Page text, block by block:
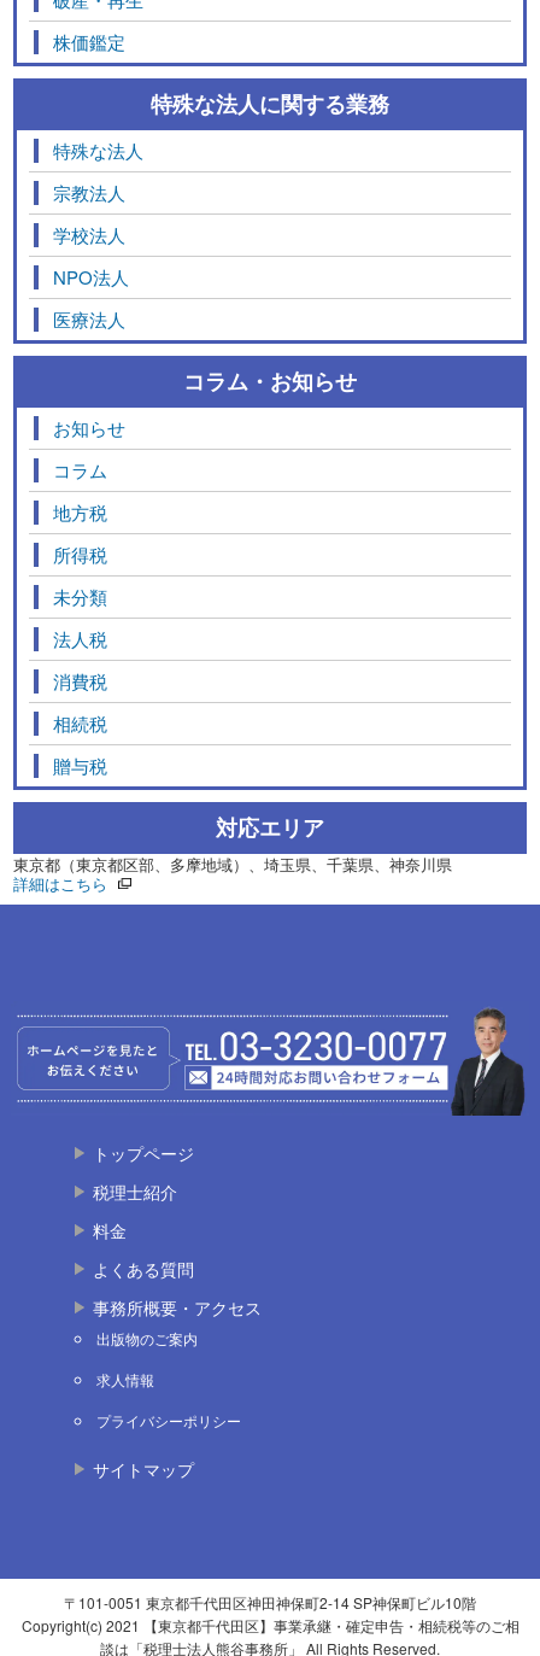
株価鑑定
特殊な法人に関する業務
特殊な法人
宗教法人
学校法人
NPO法人
医療法人
コラム・お知らせ
お知らせ
コラム
地方税
所得税
未分類
法人税
消費税
相続税
贈与税
対応エリア
東京都（東京都区部、多摩地域）、埼玉県、千葉県、神奈川県
詳細はこちら
トップページ
税理士紹介
料金
よくある質問
事務所概要・アクセス
出版物のご案内
求人情報
プライバシーポリシー
サイトマップ
〒101-0051 東京都千代田区神田神保町2-14 SP神保町ビル10階
Copyright(c) 2021 【東京都千代田区】事業承継・確定申告・相続税等のご相
談は「税理士法人熊谷事務所」 All Rights Reserved.